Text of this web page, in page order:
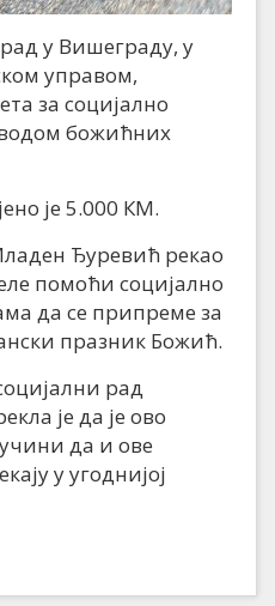
у Вишеграду, у
управом,
за социјално
божићних
је 5.000 КМ.
Ђуревић рекао
помоћи социјално
да се припреме за
празник Божић.
рад
је да је ово
да и ове
у угоднијој